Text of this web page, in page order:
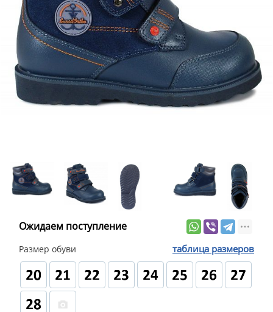
Ожидаем поступление
Размер обуви таблица размеров